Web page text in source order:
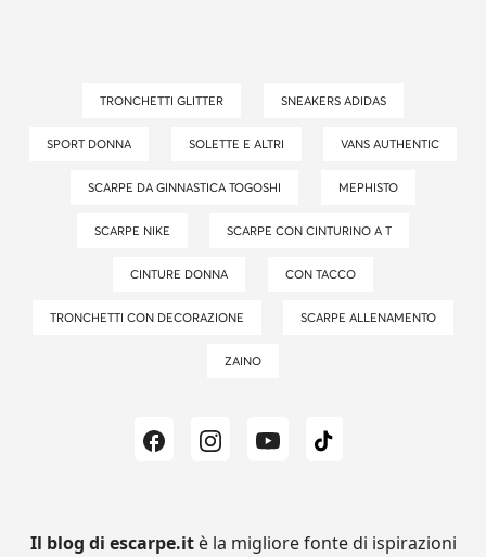
TRONCHETTI GLITTER SNEAKERS ADIDAS
SPORT DONNA SOLETTE E ALTRI VANS AUTHENTIC
SCARPE DA GINNASTICA TOGOSHI MEPHISTO
SCARPE NIKE SCARPE CON CINTURINO A T
CINTURE DONNA CON TACCO
TRONCHETTI CON DECORAZIONE SCARPE ALLENAMENTO
ZAINO
Il blog di escarpe.it è la migliore fonte di ispirazioni